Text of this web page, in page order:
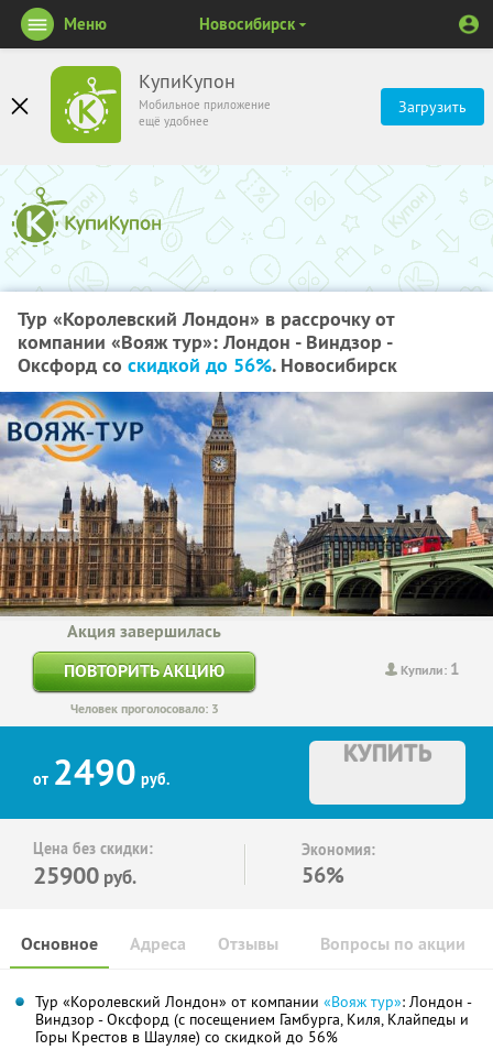
КупиКупон
Мобильное приложение
ещё удобнее
Загрузить
Меню Новосибирск
Тур «Королевский Лондон» в рассрочку от
компании «Вояж тур»: Лондон - Виндзор -
Оксфорд со скидкой до 56%. Новосибирск
Купили: 1
Акция завершилась
ПОВТОРИТЬ АКЦИЮ
Человек проголосовало: 3
от 2490 руб.
КУПИТЬ
Цена без скидки:
25900 руб.
Экономия:
56%
Основное Отзывы Вопросы по акции
Адреса
Тур «Королевский Лондон» от компании «Вояж тур»: Лондон -
Виндзор - Оксфорд (с посещением Гамбурга, Киля, Клайпеды и
Горы Крестов в Шауляе) со скидкой до 56%